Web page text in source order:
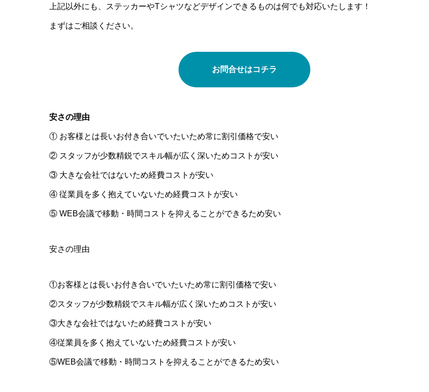
上記以外にも、ステッカーやTシャツなどデザインできるものは何でも対応いたします！
まずはご相談ください。
お問合せはコチラ
安さの理由
① お客様とは長いお付き合いでいたいため常に割引価格で安い
② スタッフが少数精鋭でスキル幅が広く深いためコストが安い
③ 大きな会社ではないため経費コストが安い
④ 従業員を多く抱えていないため経費コストが安い
⑤ WEB会議で移動・時間コストを抑えることができるため安い
安さの理由
①お客様とは長いお付き合いでいたいため常に割引価格で安い
②スタッフが少数精鋭でスキル幅が広く深いためコストが安い
③大きな会社ではないため経費コストが安い
④従業員を多く抱えていないため経費コストが安い
⑤WEB会議で移動・時間コストを抑えることができるため安い